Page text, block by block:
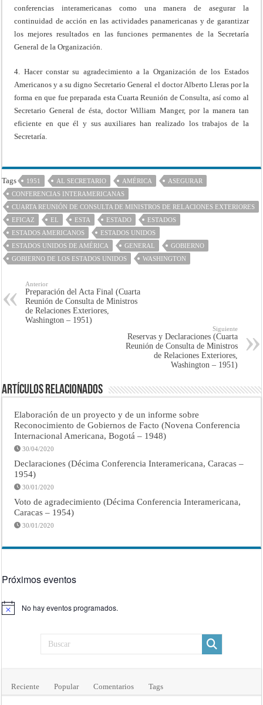
conferencias interamericanas como una manera de asegurar la
continuidad de acción en las actividades panamericanas y de garantizar
los mejores resultados en las funciones permanentes de la Secretaría
General de la Organización.
4. Hacer constar su agradecimiento a la Organización de los Estados
Americanos y a su digno Secretario General el doctor Alberto Lleras por la
forma en que fue preparada esta Cuarta Reunión de Consulta, así como al
Secretario General de ésta, doctor William Manger, por la manera tan
eficiente en que él y sus auxiliares han realizado los trabajos de la
Secretaría.
Tags 1951 AL SECRETARIO AMÉRICA
ASEGURAR
CONFERENCIAS INTERAMERICANAS
CUARTA REUNIÓN DE CONSULTA DE MINISTROS DE RELACIONES EXTERIORES
EFICAZ
EL ESTA ESTADO
ESTADOS
ESTADOS AMERICANOS
ESTADOS UNIDOS
ESTADOS UNIDOS DE AMÉRICA
GENERAL
GOBIERNO
GOBIERNO DE LOS ESTADOS UNIDOS
WASHINGTON
Anterior
Preparación del Acta Final (Cuarta
Reunión de Consulta de Ministros
de Relaciones Exteriores,
Washington – 1951)
Siguiente
Reservas y Declaraciones (Cuarta
Reunión de Consulta de Ministros
de Relaciones Exteriores,
Washington – 1951)
Artículos Relacionados
Elaboración de un proyecto y de un informe sobre
Reconocimiento de Gobiernos de Facto (Novena Conferencia
Internacional Americana, Bogotá – 1948)
30/04/2020
Declaraciones (Décima Conferencia Interamericana, Caracas –
1954)
30/01/2020
Voto de agradecimiento (Décima Conferencia Interamericana,
Caracas – 1954)
30/01/2020
Próximos eventos
Aviso No hay eventos programados.
Reciente Popular Comentarios Tags